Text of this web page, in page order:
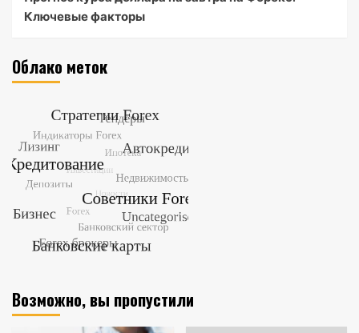
Ключевые факторы
Облако меток
Возможно, вы пропустили